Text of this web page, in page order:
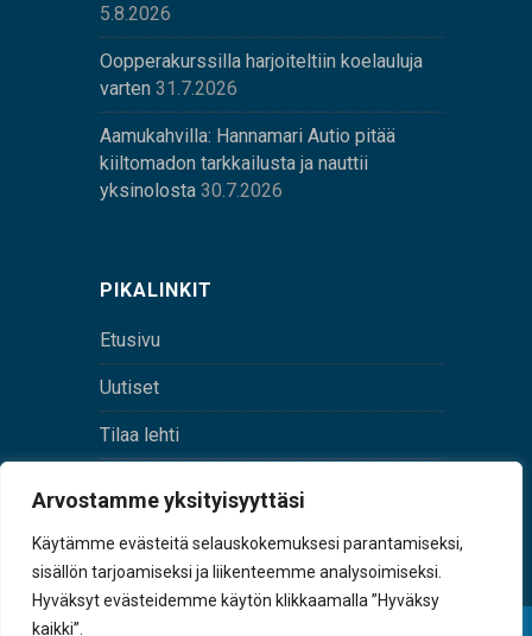
Arvostamme yksityisyyttäsi
Käytämme evästeitä selauskokemuksesi parantamiseksi,
sisällön tarjoamiseksi ja liikenteemme analysoimiseksi.
Hyväksyt evästeidemme käytön klikkaamalla ”Hyväksy
kaikki”.
5.8.2026
Oopperakurssilla harjoiteltiin koelauluja
varten 31.7.2026
Aamukahvilla: Hannamari Autio pitää
kiiltomadon tarkkailusta ja nauttii
yksinolosta 30.7.2026
PIKALINKIT
Etusivu
Uutiset
Tilaa lehti